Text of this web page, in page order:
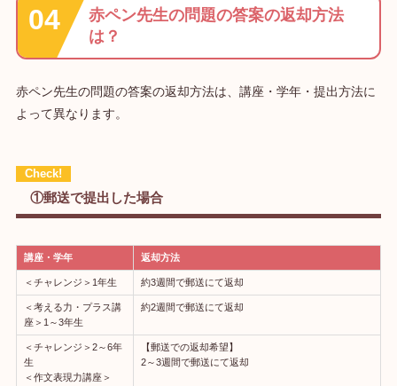
赤ペン先生の問題の答案の返却方法
は？
赤ペン先生の問題の答案の返却方法は、講座・学年・提出方法に
よって異なります。
①郵送で提出した場合
講座・学年 返却方法
＜チャレンジ＞1年生 約3週間で郵送にて返却
＜考える力・プラス講
座＞1～3年生
約2週間で郵送にて返却
＜チャレンジ＞2～6年
生
＜作文表現力講座＞
【郵送での返却希望】
2～3週間で郵送にて返却